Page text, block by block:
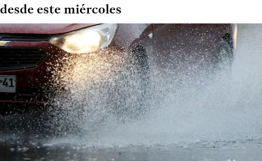
desde este miércoles